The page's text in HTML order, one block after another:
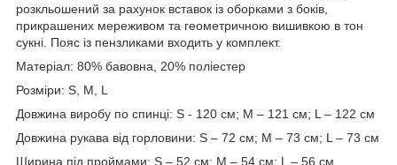
розкльошений за рахунок вставок із оборками з боків,
прикрашених мереживом та геометричною вишивкою в тон
сукні. Пояс із пензликами входить у комплект.
Матеріал: 80% бавовна, 20% поліестер
Розміри: S, M, L
Довжина виробу по спинці: S - 120 см; M – 121 см; L – 122 см
Довжина рукава від горловини: S – 72 см; M – 73 см; L – 73 см
Ширина під проймами: S – 52 см; M – 54 см; L – 56 см